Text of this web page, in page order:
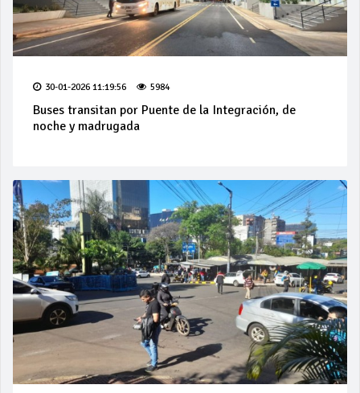
30-01-2026 11:19:56 5984
Buses transitan por Puente de la Integración, de
noche y madrugada